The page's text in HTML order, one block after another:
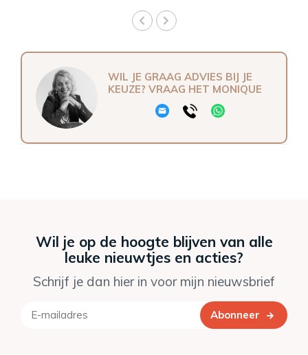
WIL JE GRAAG ADVIES BIJ JE
KEUZE? VRAAG HET MONIQUE
Wil je op de hoogte blijven van alle
leuke nieuwtjes en acties?
Schrijf je dan hier in voor mijn nieuwsbrief
Abonneer